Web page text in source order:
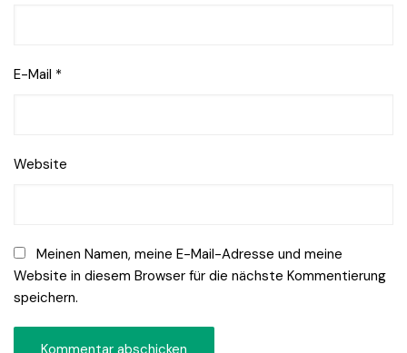
E-Mail *
Website
Meinen Namen, meine E-Mail-Adresse und meine
Website in diesem Browser für die nächste Kommentierung
speichern.